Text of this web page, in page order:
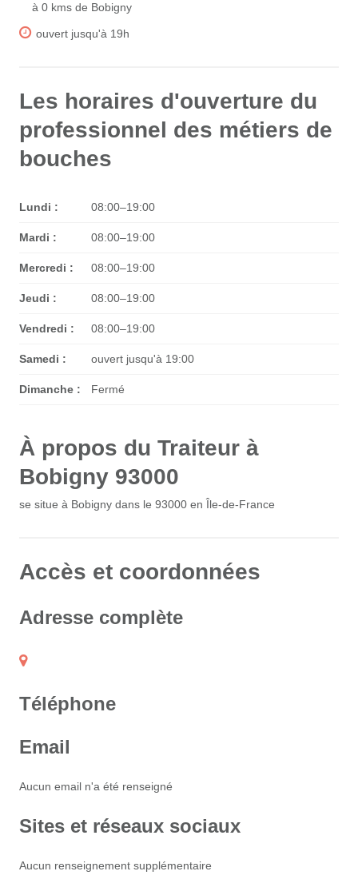
à 0 kms de Bobigny
ouvert jusqu'à 19h
Les horaires d'ouverture du
professionnel des métiers de
bouches
Lundi : 08:00–19:00
Mardi : 08:00–19:00
Mercredi : 08:00–19:00
Jeudi : 08:00–19:00
Vendredi : 08:00–19:00
Samedi : ouvert jusqu'à 19:00
Dimanche : Fermé
À propos du Traiteur à
Bobigny 93000
se situe à Bobigny dans le 93000 en Île-de-France
Accès et coordonnées
Adresse complète
Téléphone
Email
Aucun email n'a été renseigné
Sites et réseaux sociaux
Aucun renseignement supplémentaire